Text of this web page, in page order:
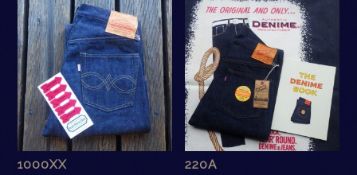
1000XX 220A